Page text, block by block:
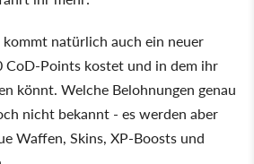
natürlich auch ein neuer
CoD-Points kostet und in dem ihr
könnt. Welche Belohnungen genau
nicht bekannt - es werden aber
Waffen, Skins, XP-Boosts und